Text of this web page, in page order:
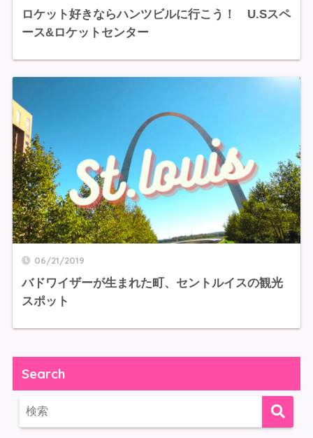
ロケット好きならハンツビルに行こう！ U.Sスペ
ース&ロケットセンター
06/21/2019
バドワイザーが生まれた町、セントルイスの観光
スポット
Search